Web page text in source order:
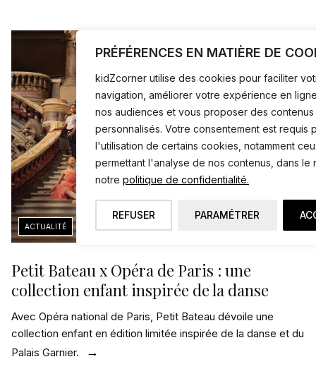
PRÉFÉRENCES EN MATIÈRE DE
kidZcorner utilise des cookies pour faciliter
navigation, améliorer votre expérience en
nos audiences et vous proposer des contenus
personnalisés. Votre consentement est requis
l'utilisation de certains cookies, notamment
permettant l'analyse de nos contenus, dans le
notre politique de confidentialité.
PARAMÉTRER
REFUSER
Petit Bateau x Opéra de Paris : une
collection enfant inspirée de la danse
Avec Opéra national de Paris, Petit Bateau dévoile une
collection enfant en édition limitée inspirée de la danse et du
Palais Garnier.